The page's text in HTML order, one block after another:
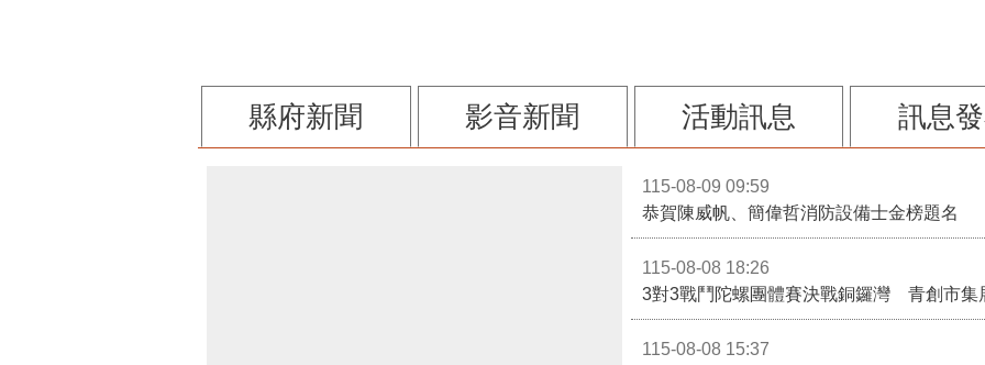
縣府新聞 影音新聞 活動訊息 訊息
115-08-09 09:59
恭賀陳威帆、簡偉哲消防設備士金榜題名
115-08-08 18:26
3對3戰鬥陀螺團體賽決戰銅鑼灣 青創市集
115-08-08 15:37